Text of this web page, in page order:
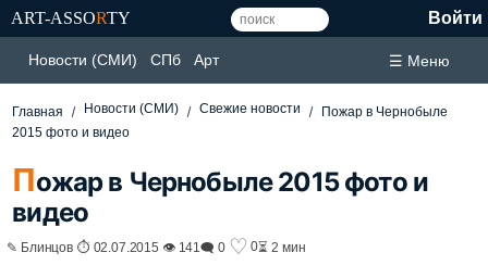
ART-ASSORTY Войти
Новости (СМИ) СПб Арт ☰ Меню
Главная Новости (СМИ) Свежие новости
Пожар в Чернобыле
2015 фото и видео
Пожар в Чернобыле 2015 фото и
видео
✎ Блинцов ⏱ 02.07.2015 👁 141🗨 0 ♡ 0⏳ 2 мин